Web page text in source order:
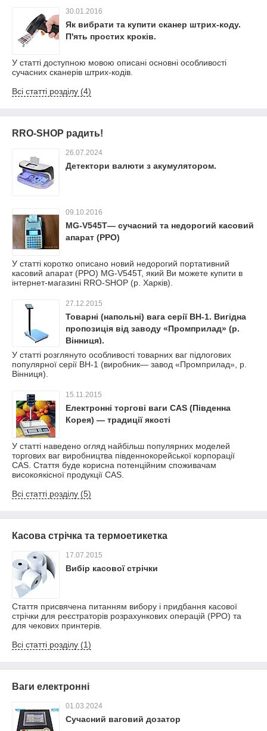
30.01.2016
Як вибрати та купити сканер штрих-коду.
П'ять простих кроків.
У статті доступною мовою описані основні особливості
сучасних сканерів штрих-кодів.
Всі статті розділу (4)
RRO-SHOP радить!
26.07.2024
Детектори валюти з акумулятором.
09.10.2016
MG-V545T— сучасний та недорогий касовий
апарат (РРО)
У статті коротко описано новий недорогий портативний
касовий апарат (РРО) MG-V545T, який Ви можете купити в
інтернет-магазині RRO-SHOP (р. Харків).
27.12.2015
Товарні (напольні) вага серії ВН-1. Вигідна
пропозиція від заводу «Промприлад» (р.
Вінниця).
У статті розглянуто особливості товарних ваг підлогових
популярної серії ВН-1 (виробник— завод «Промприлад», р.
Вінниця).
15.11.2015
Електронні торгові ваги CAS (Південна
Корея) — традиції якості
У статті наведено огляд найбільш популярних моделей
торгових ваг виробництва південнокорейської корпорації
CAS. Стаття буде корисна потенційним споживачам
високоякісної продукції CAS.
Всі статті розділу (5)
Касова стрічка та термоетикетка
17.07.2015
Вибір касової стрічки
Стаття присвячена питанням вибору і придбання касової
стрічки для реєстраторів розрахункових операцій (РРО) та
для чекових принтерів.
Всі статті розділу (1)
Ваги електронні
01.03.2024
Сучасний ваговий дозатор